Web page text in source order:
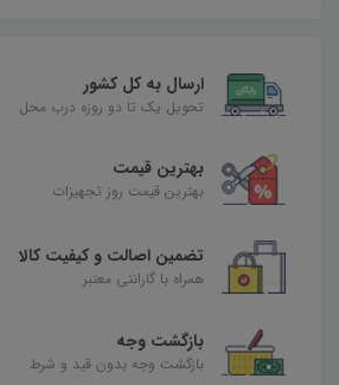
ارسال به کل کشور
تحویل یک تا دو روزه درب محل
بهترین قیمت
بهترین قیمت روز تجهیزات
تضمین اصالت و کیفیت کالا
همراه با گارانتی معتبر
بازگشت وجه
بازگشت وجه بدون قید و شرط